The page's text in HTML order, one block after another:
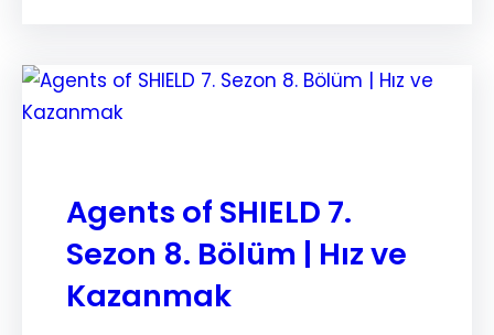
Agents of SHIELD 7.
Sezon 8. Bölüm | Hız ve
Kazanmak